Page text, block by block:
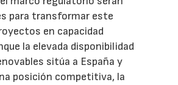
para transformar este
en capacidad
la elevada disponibilidad
sitúa a España y
posición competitiva, la